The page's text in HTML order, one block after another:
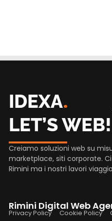
IDEXA.
LET’S WEB!
Creiamo soluzioni web su
marketplace, siti corporate.
Rimini ma i nostri lavori
Rimini Digital Web
Privacy Policy Cookie Policy